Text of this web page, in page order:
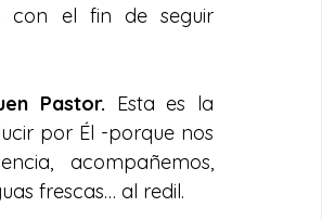
con el fin de seguir
Pastor. Esta es la
por Él -porque nos
acompañemos,
frescas… al redil.